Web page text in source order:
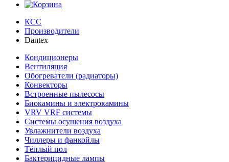
КСС
Производители
Dantex
Кондиционеры
Вентиляция
Обогреватели (радиаторы)
Конвекторы
Встроенные пылесосы
Биокамины и электрокамины
VRV VRF системы
Системы осушения воздуха
Увлажнители воздуха
Чиллеры и фанкойлы
Тёплый пол
Бактерицидные лампы